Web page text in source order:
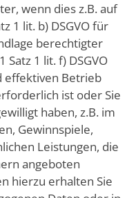
wenn dies z.B. auf
1 lit. b) DSGVO für
berechtigter
1 lit. f) DSGVO
effektiven Betrieb
ist oder Sie
haben, z.B. im
Gewinnspiele,
Leistungen, die
angeboten
hierzu erhalten Sie